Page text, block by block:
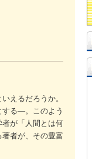
えるだろうか。
する―。このよう
が「人間とは何
者が、その豊富